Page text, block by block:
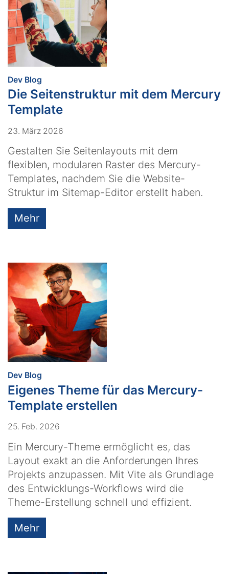
Dev Blog
Die Seitenstruktur mit dem Mercury
Template
23. März 2026
Gestalten Sie Seitenlayouts mit dem
flexiblen, modularen Raster des Mercury-
Templates, nachdem Sie die Website-
Struktur im Sitemap-Editor erstellt haben.
Mehr
Dev Blog
Eigenes Theme für das Mercury-
Template erstellen
25. Feb. 2026
Ein Mercury-Theme ermöglicht es, das
Layout exakt an die Anforderungen Ihres
Projekts anzupassen. Mit Vite als Grundlage
des Entwicklungs-Workflows wird die
Theme-Erstellung schnell und effizient.
Mehr